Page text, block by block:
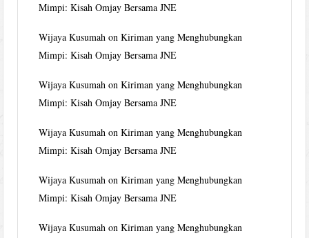
Mimpi: Kisah Omjay Bersama JNE
Wijaya Kusumah onKiriman yang Menghubungkan
Mimpi: Kisah Omjay Bersama JNE
Wijaya Kusumah onKiriman yang Menghubungkan
Mimpi: Kisah Omjay Bersama JNE
Wijaya Kusumah onKiriman yang Menghubungkan
Mimpi: Kisah Omjay Bersama JNE
Wijaya Kusumah onKiriman yang Menghubungkan
Mimpi: Kisah Omjay Bersama JNE
Wijaya Kusumah onKiriman yang Menghubungkan